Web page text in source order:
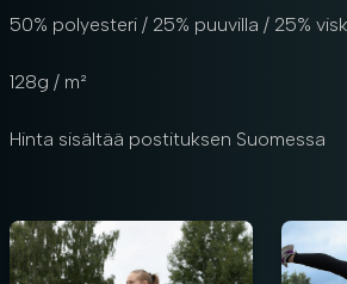
50% polyesteri / 25% puuvilla / 25%
128g / m²
Hinta sisältää postituksen Suomessa